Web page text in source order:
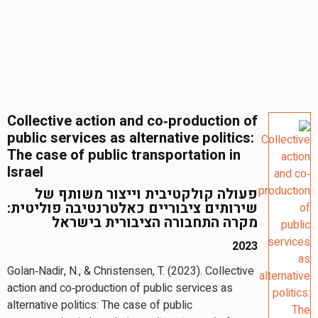
Collective action and co‐production of
public services as alternative politics:
The case of public transportation in
Israel
פעולה קולקטיבית וייצור משותף של
שירותים ציבוריים כאלטרנטיבה פוליטית:
מקרה התחבורה הציבורית בישראל
2023
Golan‐Nadir, N., & Christensen, T. (2023). Collective
action and co‐production of public services as
alternative politics: The case of public